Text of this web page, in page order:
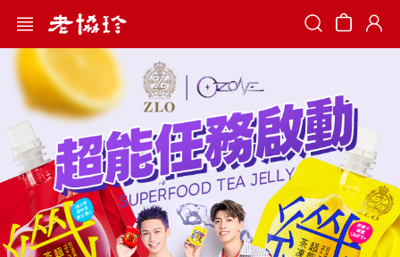
Search